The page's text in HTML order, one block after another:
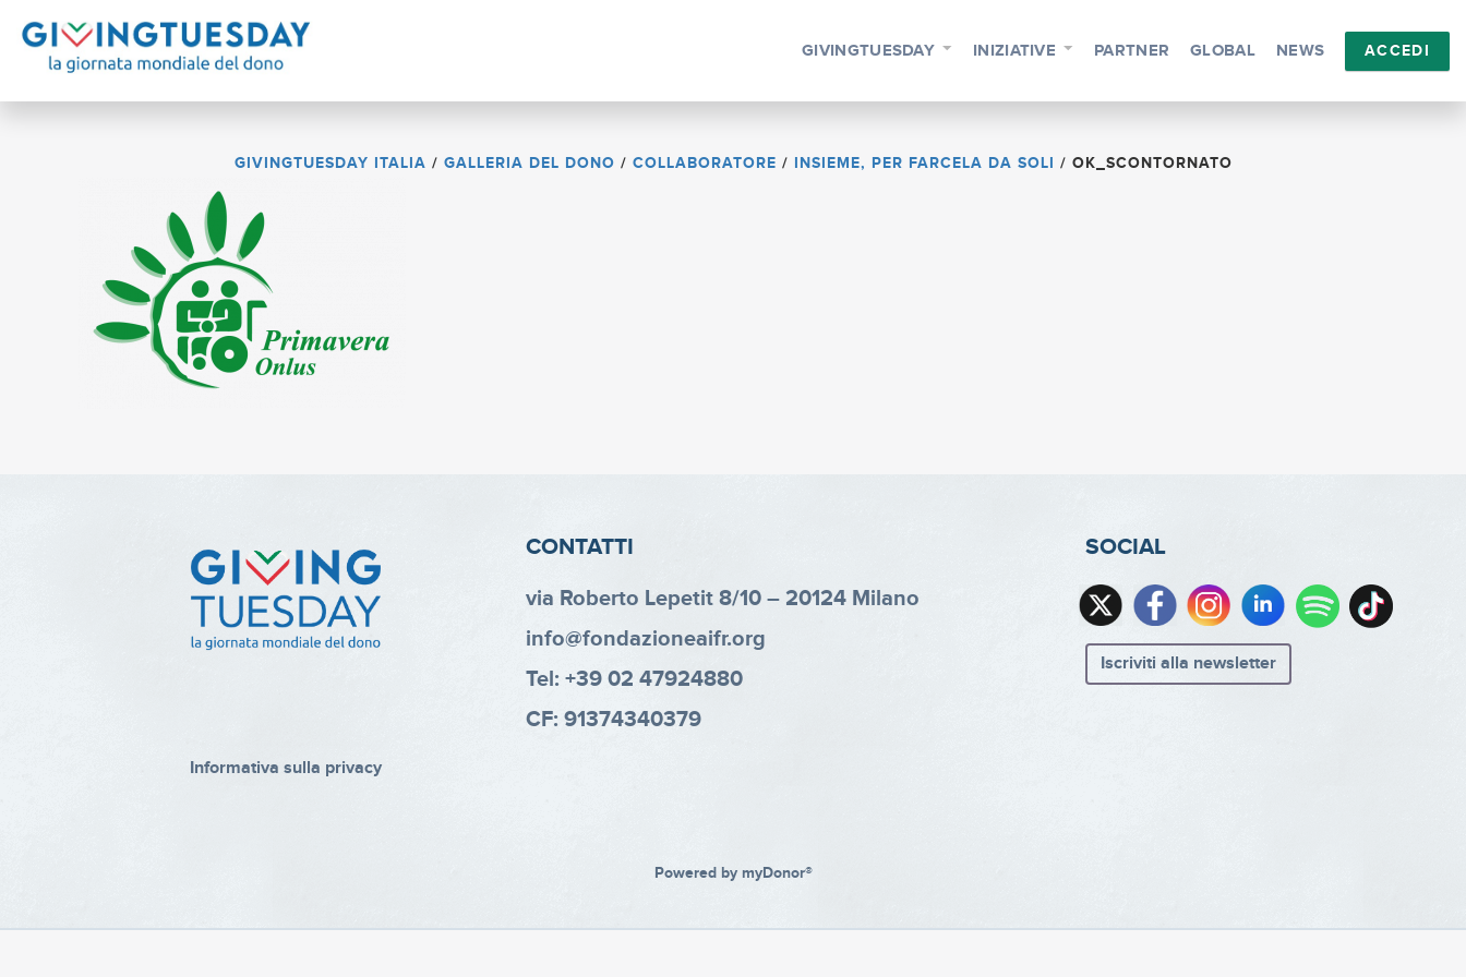
GIVINGTUESDAY INIZIATIVE PARTNER GLOBAL NEWS ACCEDI
GIVINGTUESDAY ITALIA / GALLERIA DEL DONO / COLLABORATORE / INSIEME, PER FARCELA DA SOLI / OK_SCONTORNATO
Informativa sulla privacy
CONTATTI
via Roberto Lepetit 8/10 – 20124 Milano
info@fondazioneaifr.org
Tel: +39 02 47924880
CF: 91374340379
SOCIAL
Iscriviti alla newsletter
Powered by myDonor®